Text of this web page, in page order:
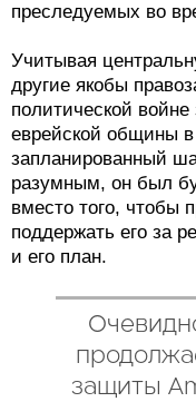
преследуемых во
Учитывая
другие якобы
политической
еврейской общины
запланированный
разумным, он был
вместо того, чтобы
поддержать его за
и его план.
защиты